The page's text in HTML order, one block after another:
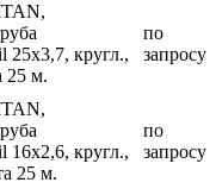
кругл.,
25 м.
по
запросу
кругл.,
25 м.
по
запросу